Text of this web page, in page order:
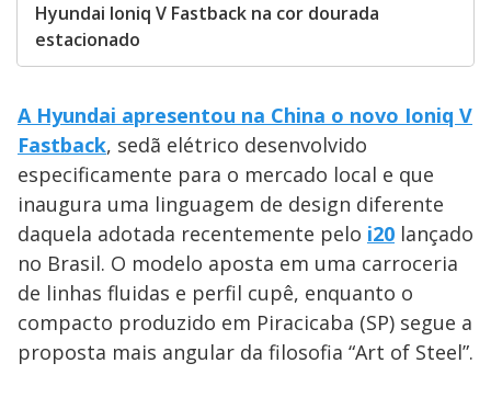
Hyundai Ioniq V Fastback na cor dourada
estacionado
A Hyundai apresentou na China o novo Ioniq V
Fastback, sedã elétrico desenvolvido
especificamente para o mercado local e que
inaugura uma linguagem de design diferente
daquela adotada recentemente pelo i20 lançado
no Brasil. O modelo aposta em uma carroceria
de linhas fluidas e perfil cupê, enquanto o
compacto produzido em Piracicaba (SP) segue a
proposta mais angular da filosofia “Art of Steel”.